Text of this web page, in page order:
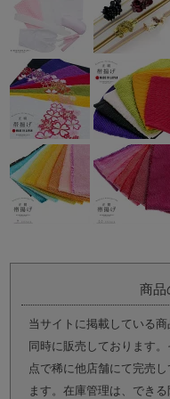
商品
当サイトに掲載している
同時に販売しております
点で稀に他店舗にて完売
ます。在庫管理は、でき